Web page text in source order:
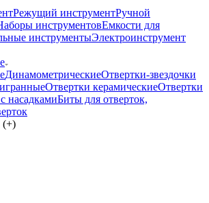
Режущий инструментРучной
инструментовЕмкости для
инструментыЭлектроинструмент
ДинамометрическиеОтвертки-звездочки
Отвертки керамическиеОтвертки
насадкамиБиты для отверток,
(+)